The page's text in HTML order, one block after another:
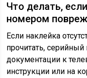
Что делать,
номером
Если наклейка
прочитать,
документации к
инструкции или на